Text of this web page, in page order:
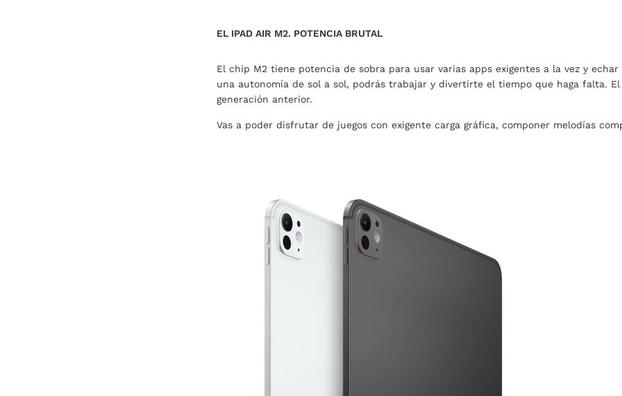
EL IPAD AIR M2. POTENCIA BRUTAL
El chip M2 tiene potencia de sobra para usar varias apps exigentes a la vez y
una autonomía de sol a sol, podrás trabajar y divertirte el tiempo que haga falta.
generación anterior.
Vas a poder disfrutar de juegos con exigente carga gráfica, componer melodías